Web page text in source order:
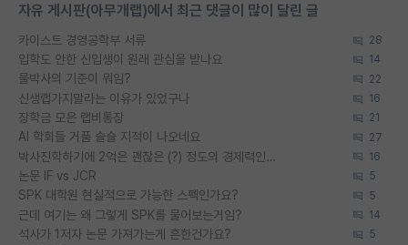
자유 게시판(아무개랩)에서 최근 댓글이 많이 달린 글
카이스트 경영공학부 서류 28
입학도 안한 신입생이 원래 관심을 받나요 14
물박사의 기준이 뭐임? 22
신생랩가지말라는 이유가 있었구나 16
장학금 모은 랩비통장 21
AI 학회들 거품 슬슬 지적이 나오네요 27
박사진학하기에 2억은 괜찮은 (?) 정도의 경제력인가요 16
논문 IF vs JCR 5
SPK 대학원 현실적으로 가능한 스펙인가요? 5
근데 여기는 왜 그렇게 SPK를 물어보는거임? 14
석사가 1저자 논문 가져가는게 흔한건가요? 5